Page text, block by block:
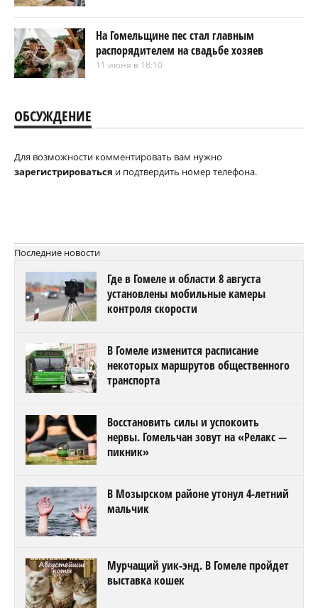
На Гомельщине пес стал главным
распорядителем на свадьбе хозяев
11 июня в 18:10
ОБСУЖДЕНИЕ
Для возможности комментировать вам нужно
зарегистрироваться и подтвердить номер телефона.
Последние новости
Где в Гомеле и области 8 августа
установлены мобильные камеры
контроля скорости
В Гомеле изменится расписание
некоторых маршрутов общественного
транспорта
Восстановить силы и успокоить
нервы. Гомельчан зовут на «Релакс —
пикник»
В Мозырском районе утонул 4-летний
мальчик
Мурчащий уик-энд. В Гомеле пройдет
выставка кошек